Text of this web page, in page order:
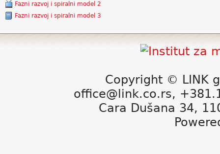
Fazni razvoj i spiralni model 2
Fazni razvoj i spiralni model 3
Copyright © LINK
office@link.co.rs,
Cara Dušana 34,